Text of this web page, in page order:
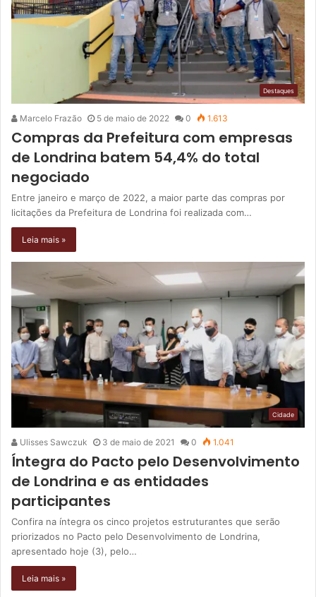
Destaques
Marcelo Frazão 5 de maio de 2022 0 1.613
Compras da Prefeitura com empresas
de Londrina batem 54,4% do total
negociado
Entre janeiro e março de 2022, a maior parte das compras por
licitações da Prefeitura de Londrina foi realizada com…
Leia mais »
Cidade
Ulisses Sawczuk 3 de maio de 2021 0 1.041
Íntegra do Pacto pelo Desenvolvimento
de Londrina e as entidades
participantes
Confira na íntegra os cinco projetos estruturantes que serão
priorizados no Pacto pelo Desenvolvimento de Londrina,
apresentado hoje (3), pelo…
Leia mais »